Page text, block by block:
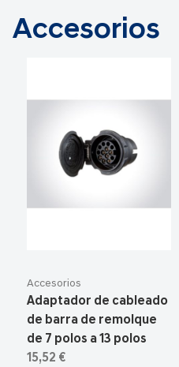
Accesorios
Accesorios
Adaptador de cableado
de barra de remolque
de 7 polos a 13 polos
15,52 €